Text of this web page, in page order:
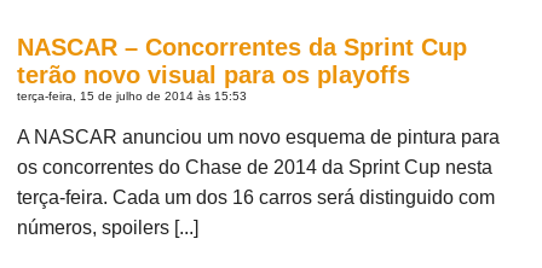
NASCAR – Concorrentes da Sprint Cup
terão novo visual para os playoffs
terça-feira, 15 de julho de 2014 às 15:53
A NASCAR anunciou um novo esquema de pintura para
os concorrentes do Chase de 2014 da Sprint Cup nesta
terça-feira. Cada um dos 16 carros será distinguido com
números, spoilers [...]